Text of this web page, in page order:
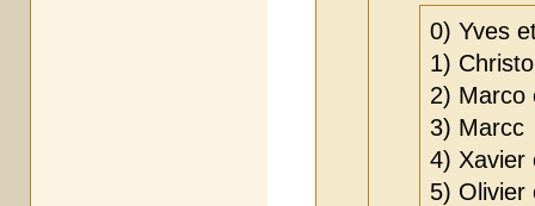
0) Yves
1)
2) Marco
3) Marcc
4) Xavier
5) Olivier